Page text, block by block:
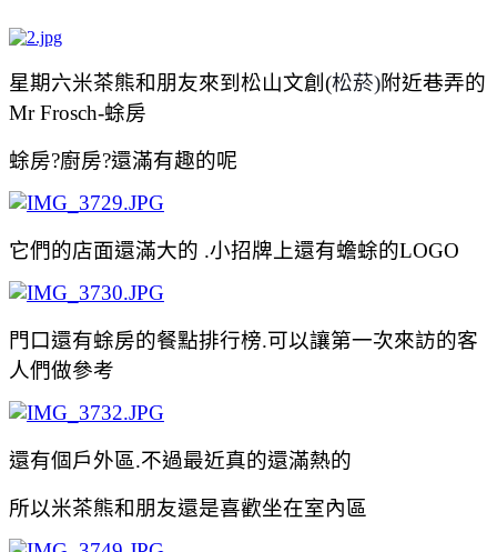
星期六米茶熊和朋友來到松山文創 (松菸)附近巷弄的
Mr Frosch-蜍房
蜍房?廚房?還滿有趣的呢
它們的店面還滿大的 .小招牌上還有蟾蜍的LOGO
門口還有蜍房的餐點排行榜.可以讓第一次來訪的客
人們做參考
還有個戶外區.不過最近真的還滿熱的
所以米茶熊和朋友還是喜歡坐在室內區